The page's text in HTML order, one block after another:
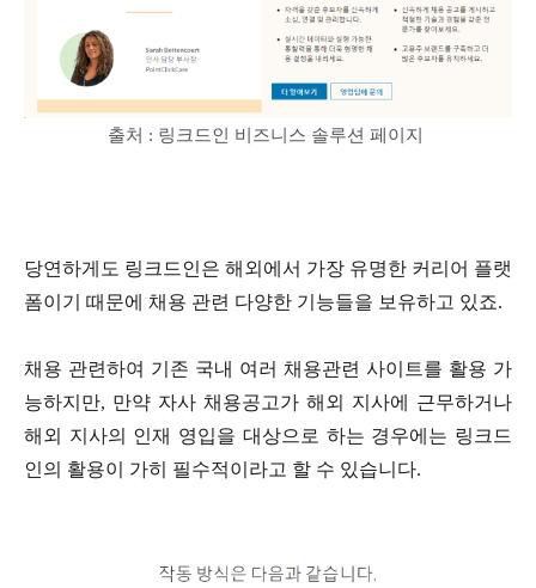
출처 : 링크드인 비즈니스 솔루션 페이지
당연하게도 링크드인은 해외에서 가장 유명한 커리어 플랫
폼이기 때문에 채용 관련 다양한 기능들을 보유하고 있죠.
채용 관련하여 기존 국내 여러 채용관련 사이트를 활용 가
능하지만, 만약 자사 채용공고가 해외 지사에 근무하거나
해외 지사의 인재 영입을 대상으로 하는 경우에는 링크드
인의 활용이 가히 필수적이라고 할 수 있습니다.